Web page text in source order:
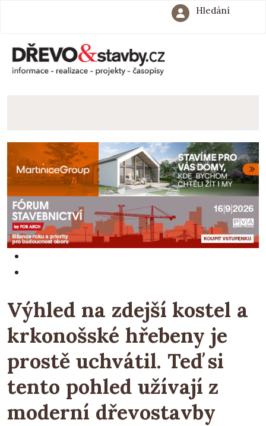
Hledání
Výhled na zdejší kostel a
krkonošské hřebeny je
prostě uchvátil. Teď si
tento pohled užívají z
moderní dřevostavby